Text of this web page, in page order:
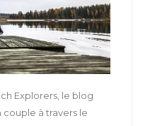
Explorers, le blog
à travers le